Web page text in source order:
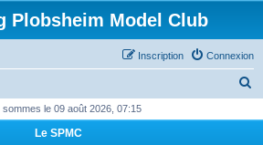
Plobsheim Model Club
Connexion
Inscription
sommes le 09 août 2026, 07:15
Le SPMC